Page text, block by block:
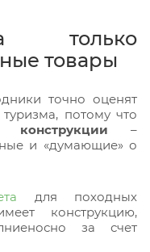
только
товары
точно оценят
потому что
конструкции –
и «думающие» о
для походных
конструкцию,
за счет